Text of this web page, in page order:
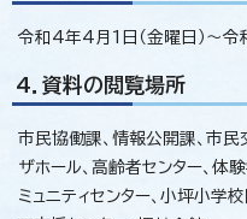
令和4年4月1日（金曜日）～令
4．資料の閲覧場所
市民協働課、情報公開課、市民
ザホール、高齢者センター、体
ミュニティセンター、小坪小学